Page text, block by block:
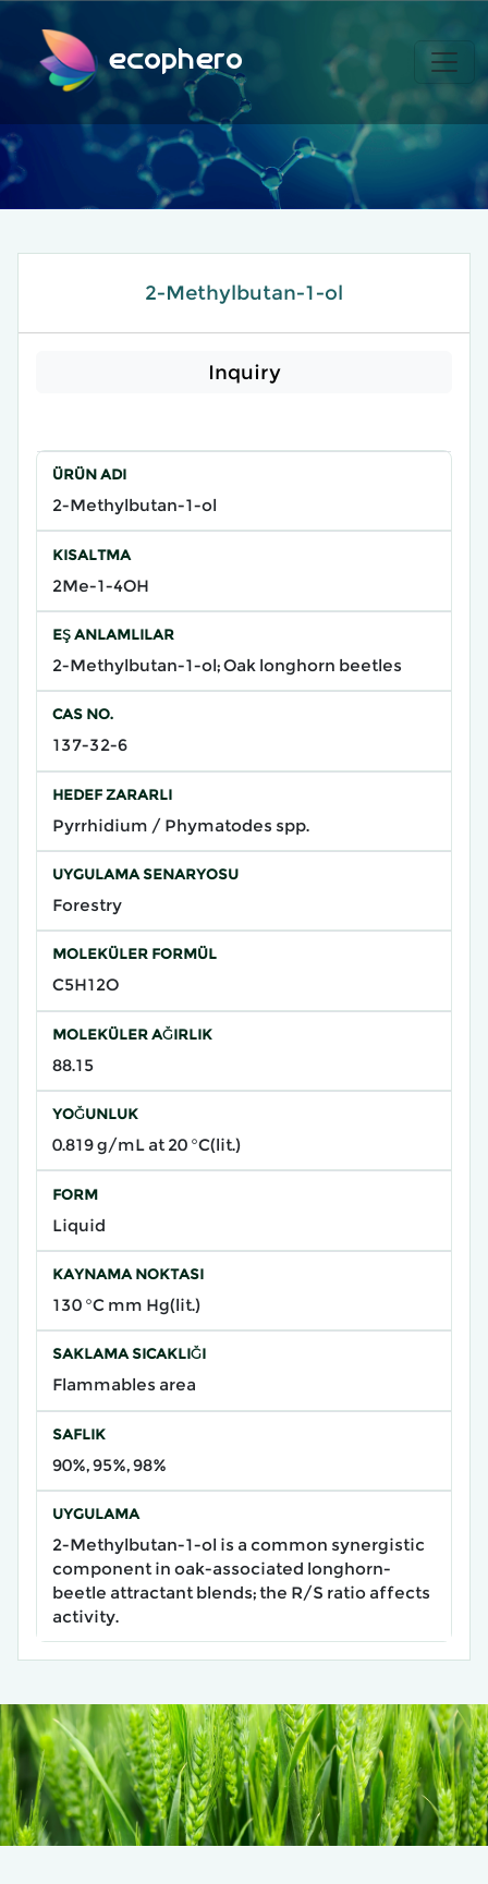
ecophero
2-Methylbutan-1-ol
Inquiry
ÜRÜN ADI
2-Methylbutan-1-ol
KISALTMA
2Me-1-4OH
EŞ ANLAMLILAR
2-Methylbutan-1-ol; Oak longhorn beetles
CAS NO.
137-32-6
HEDEF ZARARLI
Pyrrhidium / Phymatodes spp.
UYGULAMA SENARYOSU
Forestry
MOLEKÜLER FORMÜL
C5H12O
MOLEKÜLER AĞIRLIK
88.15
YOĞUNLUK
0.819 g/mL at 20 °C(lit.)
FORM
Liquid
KAYNAMA NOKTASI
130 °C mm Hg(lit.)
SAKLAMA SICAKLIĞI
Flammables area
SAFLIK
90%, 95%, 98%
UYGULAMA
2-Methylbutan-1-ol is a common synergistic
component in oak-associated longhorn-
beetle attractant blends; the R/S ratio affects
activity.